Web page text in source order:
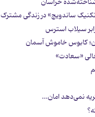
ساندویچ» در زندگی مشترک
سیلاب استرس
کابوس خاموش آسمان
«سعادت»
نمی‌دهد امان...